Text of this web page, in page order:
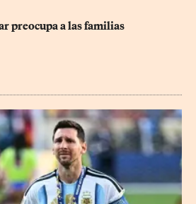
preocupa a las familias